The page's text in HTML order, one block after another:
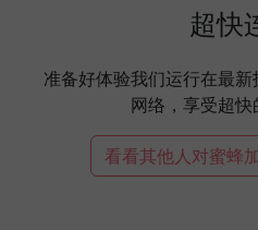
超快
准备好体验我们运行在最
网络，享受超快
看看其他人对蜜蜂